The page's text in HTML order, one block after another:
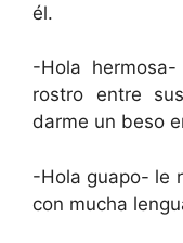
él.
-Hola
rostro entre
darme un beso
-Hola guapo- le
con mucha